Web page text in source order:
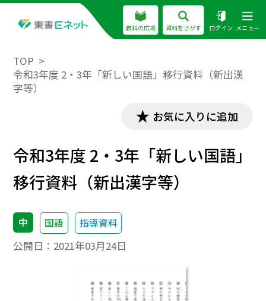
教科の広場 資料をさがす ログイン メニュー
TOP
令和3年度 2・3年「新しい国語」移行資料（新出漢
字等）
お気に入りに追加
令和3年度 2・3年「新しい国語」
移行資料（新出漢字等）
中 国語 指導資料
公開日： 2021年03月24日